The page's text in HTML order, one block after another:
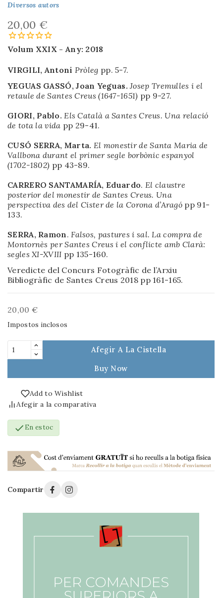
Diversos autors
20,00 €
Volum XXIX -Any: 2018
VIRGILI, Antoni Pròleg pp. 5-7.
YEGUAS GASSÓ, Joan Yeguas.Josep Tremulles i el
retaule de Santes Creus (1647-1651) pp 9-27.
GIORI, Pablo. Els Català a Santes Creus. Una relació
de tota la vida pp 29-41.
CUSÓ SERRA, Marta. El monestir de Santa Maria de
Vallbona durant el primer segle borbònic espanyol
(1702-1802) pp 43-89.
CARRERO SANTAMARÍA, Eduardo. El claustre
posterior del monestir de Santes Creus. Una
perspectiva des del Cister de la Corona d’Aragó pp 91-
133.
SERRA, Ramon . Falsos, pastures i sal. La compra de
Montornès per Santes Creus i el conflicte amb Clarà:
segles XI-XVIII pp 135-160.
Veredicte del Concurs Fotogràfic de l’Arxiu
Bibliogràfic de Santes Creus 2018 pp 161-165.
20,00 €
Impostos inclosos
Afegir A La Cistella
Buy Now
Add to Wishlist
Afegir a la comparativa
 En estoc
Compartir